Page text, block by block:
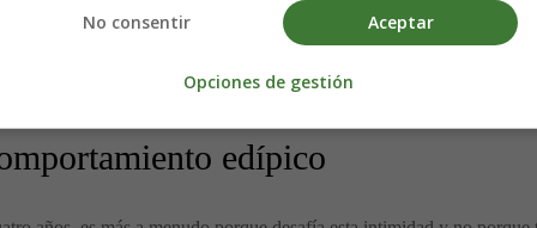
de cariño, puedes negociar diciendo que tiene el derecho
padres tienen derecho a estar solos, los dos, pero que no debe
edípico
Aceptar
No consentir
Opciones de gestión